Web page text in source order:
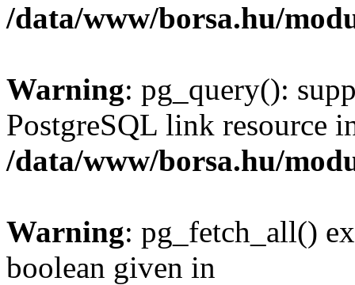
/data/www/borsa.hu/
Warning: pg_query():
PostgreSQL link resource
/data/www/borsa.hu/
Warning: pg_fetch_all()
boolean given in